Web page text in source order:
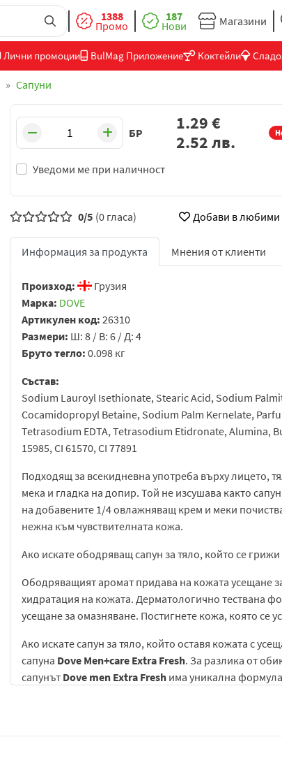
1388
Промо
187
Нови Магазини
Лични промоции BulMag Приложение Коктейли
Сапуни
БР
Уведоми ме при наличност
1.29€
2.52лв.
0/5 (0 гласа) Добави в любими
Информация за продукта Мнения от клиенти
Произход:
Грузия
Марка: DOVE
Артикулен код: 26310
Размери: Ш: 8 / В: 6 / Д: 4
Бруто тегло: 0.098 кг
Състав:
Sodium Lauroyl Isethionate, Stearic Acid, Sodium
Cocamidopropyl Betaine, Sodium Palm Kernelate,
Tetrasodium EDTA, Tetrasodium Etidronate, Alumina,
15985, CI 61570, CI 77891
Подходящ за всекидневна употреба върху лицето,
мека и гладка на допир. Той не изсушава както
на добавените 1/4 овлажняващ крем и меки
нежна към чувствителната кожа.
Ако искате ободряващ сапун за тяло, който се
Ободряващият аромат придава на кожата усещане
хидратация на кожата. Дерматологично тествана
усещане за омазняване. Постигнете кожа, която се
Ако искате сапун за тяло, който оставя кожата с
сапуна Dove Men+care Extra Fresh. За разлика от
сапунът Dove men Extra Fresh има уникална